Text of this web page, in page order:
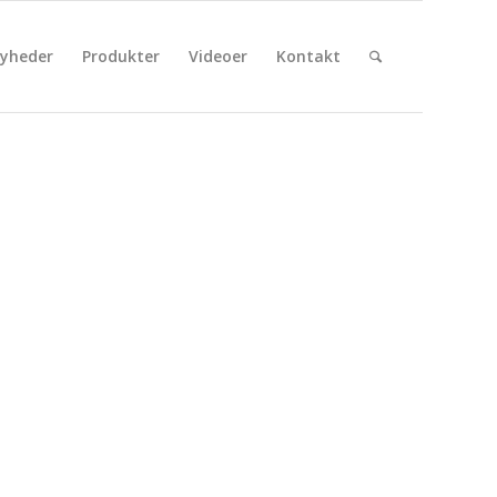
Produkter Videoer Kontakt